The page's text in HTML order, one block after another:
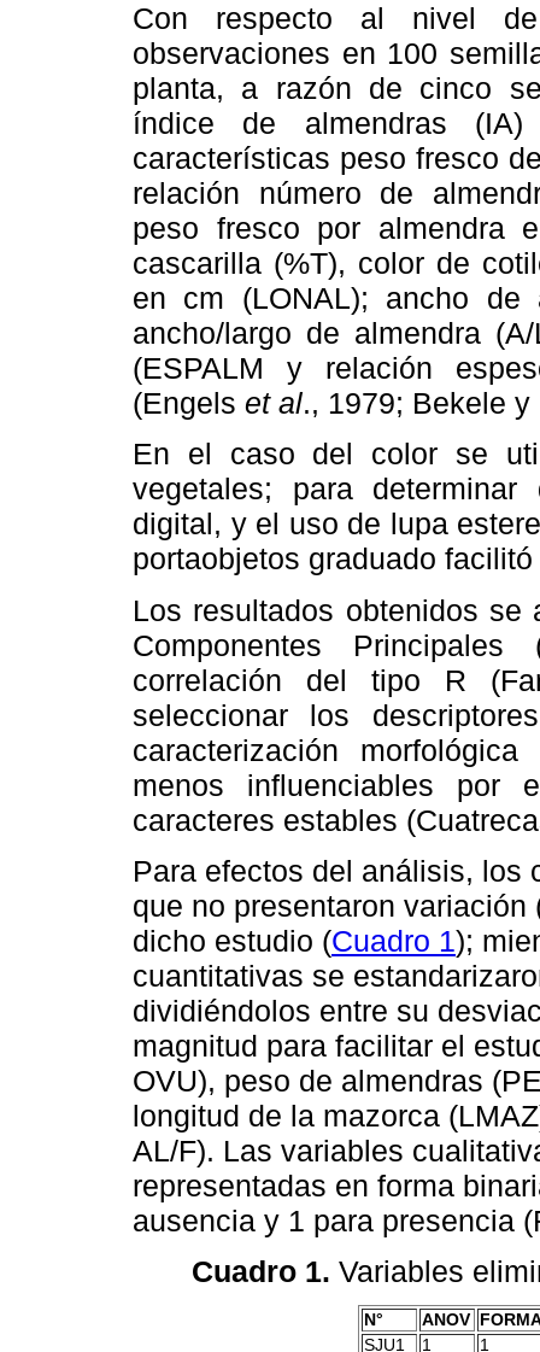
Con respecto al nivel
observaciones en 100
planta, a razón de cinco
índice de almendras
características peso fresco
relación número de
peso fresco por almendra
cascarilla (%T), color de
en cm (LONAL); ancho de
ancho/largo de almendra
(ESPALM y relación
(Engels et al., 1979; Bekele
En el caso del color se
vegetales; para
digital, y el uso de lupa
portaobjetos graduado
Los resultados obtenidos
Componentes
correlación del tipo R
seleccionar los
caracterización
menos influenciables por
caracteres estables
Para efectos del análisis, los
que no presentaron
dicho estudio (Cuadro 1);
cuantitativas se
dividiéndolos entre su
magnitud para facilitar el
OVU), peso de almendras
longitud de la mazorca
AL/F). Las variables
representadas en forma
ausencia y 1 para presencia
Cuadro 1. Variables
N° ANOV
SJU1
1
1